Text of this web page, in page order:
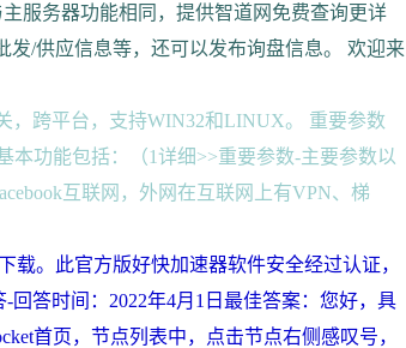
服务器功能相同，提供智道网免费查询更详
/供应信息等，还可以发布询盘信息。 欢迎来
，跨平台，支持WIN32和LINUX。 重要参数
功能包括：（1详细>>重要参数-主要参数以
互联网，外网在互联网上有VPN、梯
载。此官方版好快加速器软件安全经过认证，
答时间：2022年4月1日最佳答案：您好，具
首页，节点列表中，点击节点右侧感叹号，